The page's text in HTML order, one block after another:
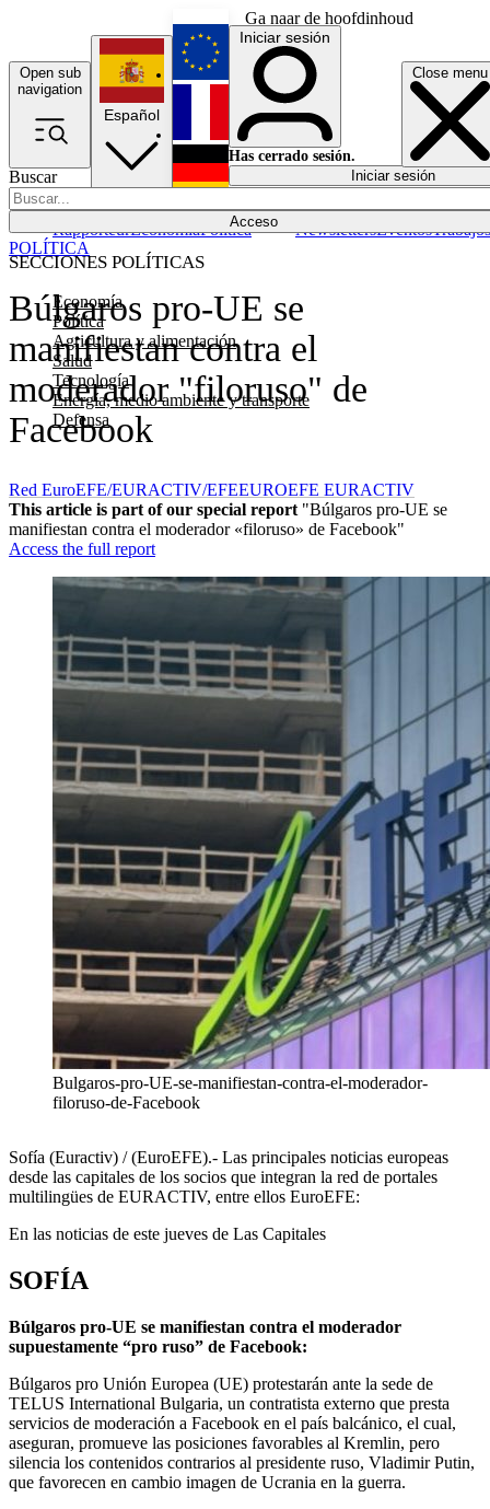
Ga naar de hoofdinhoud
Open sub
navigation
Close menu
Buscar
Acceso
SECCIONES POLÍTICAS
Economía
Política
Agricultura y alimentación
Salud
Tecnología
Energía, medio ambiente y transporte
Defensa
RapporteurEconomíaPolítica NewslettersEventosTrabajos
Español
English
Français
Iniciar sesión
Has cerrado sesión.
Iniciar sesión
Búlgaros pro-UE se
manifiestan contra el
moderador "filoruso" de
Facebook
POLÍTICA
Red EuroEFE/EURACTIV/EFEEUROEFE EURACTIV
This article is part of our special report "Búlgaros pro-UE se
manifiestan contra el moderador «filoruso» de Facebook"
Access the full report
Bulgaros-pro-UE-se-manifiestan-contra-el-moderador-
filoruso-de-Facebook
Sofía (Euractiv) / (EuroEFE).- Las principales noticias europeas
desde las capitales de los socios que integran la red de portales
multilingües de EURACTIV, entre ellos EuroEFE:
En las noticias de este jueves de Las Capitales
SOFÍA
Búlgaros pro-UE se manifiestan contra el moderador
supuestamente “pro ruso” de Facebook:
Búlgaros pro Unión Europea (UE) protestarán ante la sede de
TELUS International Bulgaria, un contratista externo que presta
servicios de moderación a Facebook en el país balcánico, el cual,
aseguran, promueve las posiciones favorables al Kremlin, pero
silencia los contenidos contrarios al presidente ruso, Vladimir Putin,
que favorecen en cambio imagen de Ucrania en la guerra.